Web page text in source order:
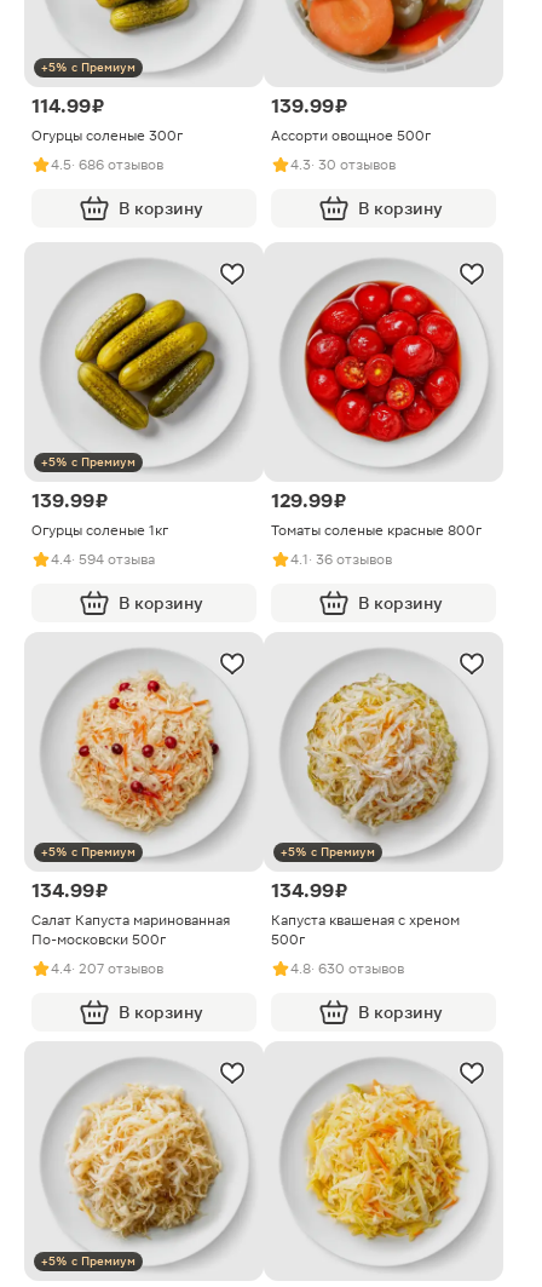
+5% с Премиум
114.99 ₽
Огурцы соленые 300г
4.5· 686 отзывов
В корзину
139.99 ₽
Ассорти овощное 500г
4.3· 30 отзывов
В корзину
+5% с Премиум
139.99 ₽
Огурцы соленые 1кг
4.4· 594 отзыва
В корзину
129.99 ₽
Томаты соленые красные 800г
4.1· 36 отзывов
В корзину
+5% с Премиум
134.99 ₽
Салат Капуста маринованная
По-московски 500г
4.4· 207 отзывов
В корзину
+5% с Премиум
134.99 ₽
Капуста квашеная с хреном
500г
4.8· 630 отзывов
В корзину
+5% с Премиум